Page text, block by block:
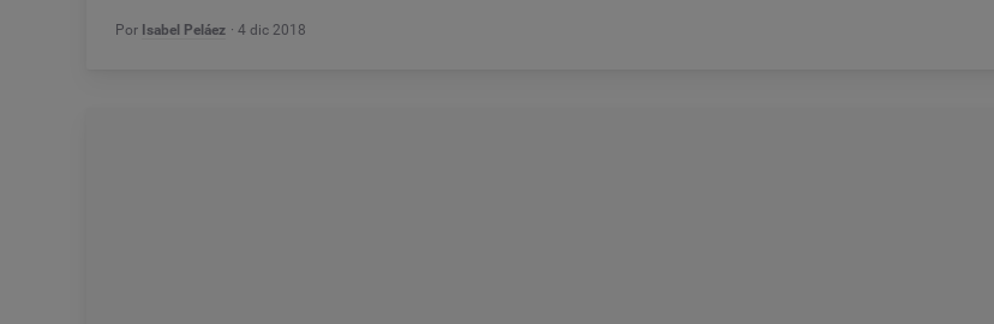
Por Isabel Peláez 4 dic 2018